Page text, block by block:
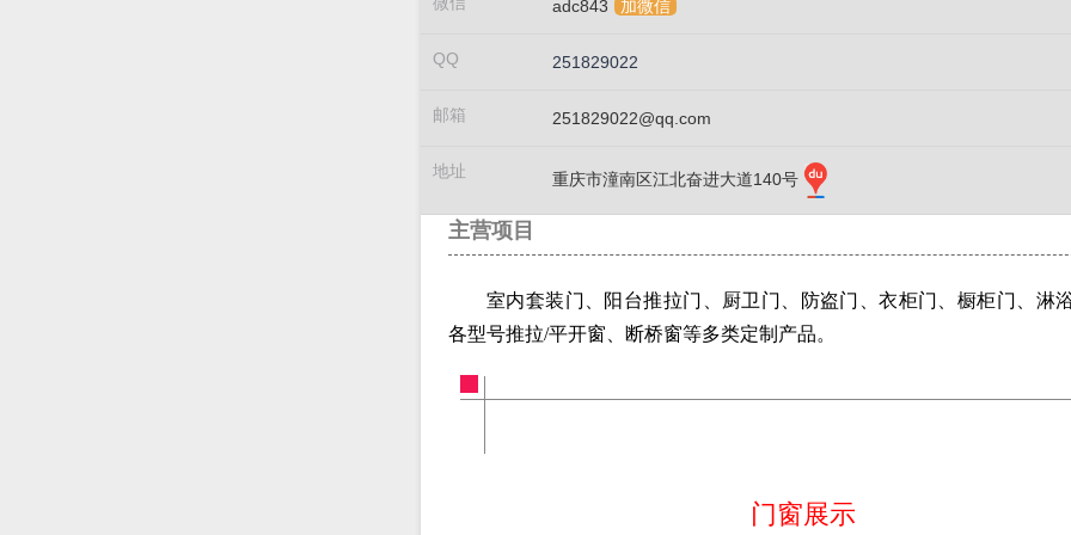
adc843 加微信
QQ 251829022
邮箱 251829022@qq.com
地址 重庆市潼南区江北奋进大道140号
主营项目
室内套装门、阳台推拉门、厨卫门、防盗门、衣柜门、橱柜门、淋浴
各型号推拉/平开窗、断桥窗等多类定制产品。
门窗展示